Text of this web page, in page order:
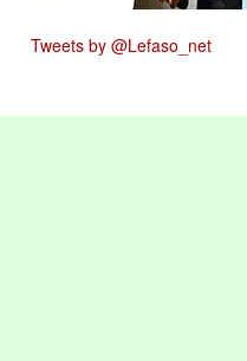
Tweets by @Lefaso_net